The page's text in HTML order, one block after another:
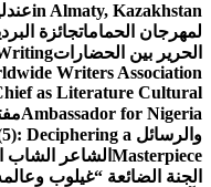
in Almaty, Kazakhstan
لمهرجان الحمامات
الحرير بين الحضارات
Writers Association
as Literature Cultural
Ambassador for Nigeria
والرسائل Deciphering a
Masterpiece الشاعر الشاب
الجنة الضائعة “غيلوب